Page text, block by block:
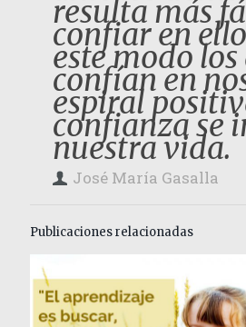
resulta más
confiar en
este modo
confían en
espiral
confianza se
nuestra vida.
José María Gasalla
Publicaciones relacionadas